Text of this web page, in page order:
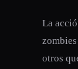
La
otros